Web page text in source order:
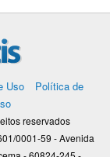
Uso
Política de
reservados
0001-59 - Avenida